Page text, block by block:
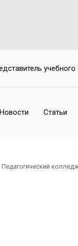
Новости Статьи
Педагогический